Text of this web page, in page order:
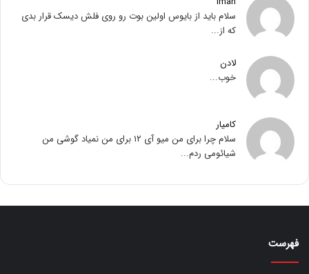
سلام باید از بایوس اولین بوت رو روی فلش دیسک قرار بدی
که از...
لادن
خوب...
کامیار
سلام چرا برای من میو آی ۱۲ برای من نمیاد گوشی من
شیائومی ردم...
فهرست